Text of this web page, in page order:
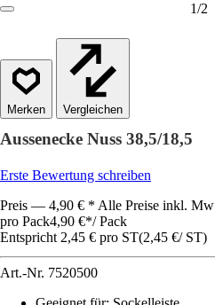
1/2
Vergleichen
Aussenecke Nuss 38,5/18,5
Erste Bewertung schreiben
Preis — 4,90 € * Alle Preise inkl.
pro Pack4,90 €*/ Pack
Entspricht 2,45 € pro ST(2,45 €/ ST)
Art.-Nr. 7520500